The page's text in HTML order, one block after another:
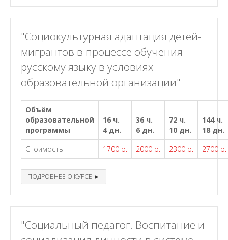
"Социокультурная адаптация детей-
мигрантов в процессе обучения
русскому языку в условиях
образовательной организации"
Объём
образовательной
программы
16 ч.
4 дн.
36 ч.
6 дн.
72 ч.
10 дн.
144 ч.
18 дн.
Стоимость
1700 р. 2000 р. 2300 р. 2700 р.
ПОДРОБНЕЕ О КУРСЕ ►
"Социальный педагог. Воспитание и